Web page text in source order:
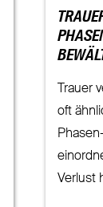
Trauer
oft
Verlust